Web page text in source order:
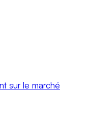
sur le marché